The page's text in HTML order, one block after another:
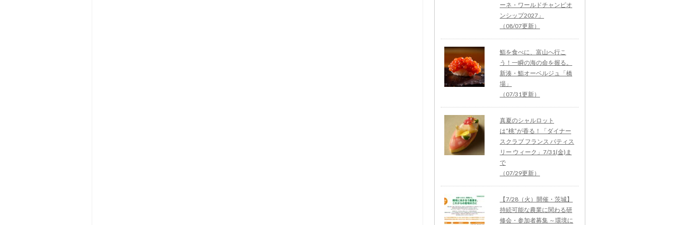
ーネ・ワールドチャンピオ
ンシップ2027」
（08/07更新）
鮨を食べに、富山へ行こ
う！一瞬の海の命を握る。
新湊・鮨オーベルジュ「橋
場」
（07/31更新）
真夏のシャルロット
は“桃”が香る！「ダイナー
スクラブ フランス パティス
リー ウィーク」7/31(金)ま
で
（07/29更新）
【7/28（火）開催・茨城】
持続可能な農業に関わる研
修会・参加者募集 ～環境に